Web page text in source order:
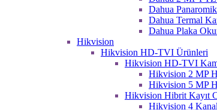
Dahua
Dahua Termal
Dahua Plaka
Hikvision
Hikvision HD-TVI Ürünleri
Hikvision HD-TVI
Hikvision 2 MP
Hikvision 5 MP
Hikvision Hibrit Kayıt
Hikvision 4